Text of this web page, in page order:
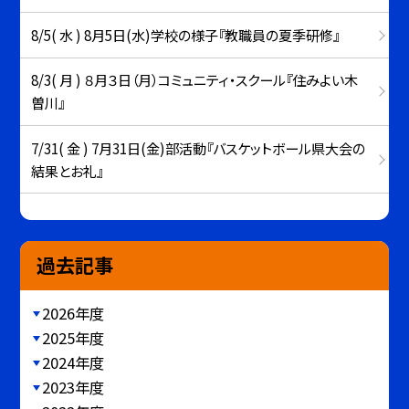
8/5( 水 ) 8月5日(水)学校の様子『教職員の夏季研修』
8/3( 月 ) ８月３日（月）コミュニティ・スクール『住みよい木
曽川』
7/31( 金 ) 7月31日(金)部活動『バスケットボール県大会の
結果とお礼』
過去記事
2026年度
2025年度
2024年度
2023年度